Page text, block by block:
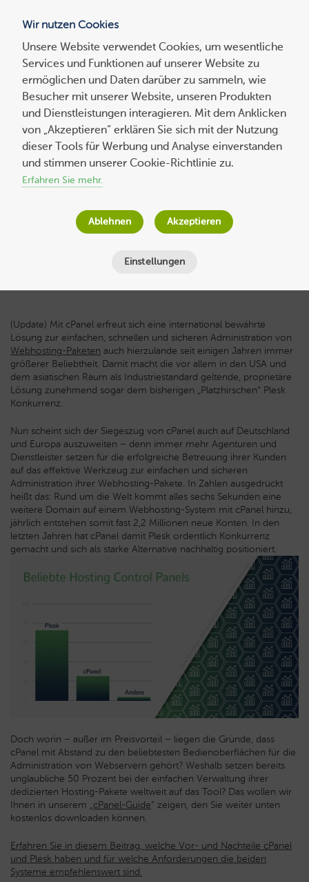
Suchen
nach:
Die Plesk-Alternative: Was ist cPanel –
und was kann dieses Admin-Tool? Unser
Host Europe am
24. Januar 2022
(Update) Mit cPanel erfreut sich eine international bewährte
Lösung zur einfachen, schnellen und sicheren Administration von
Webhosting-Paketen auch hierzulande seit einigen Jahren immer
größerer Beliebtheit. Damit macht die vor allem in den USA und
dem asiatischen Raum als Industriestandard geltende, proprietäre
Lösung zunehmend sogar dem bisherigen „Platzhirschen“ Plesk
Konkurrenz.
Nun scheint sich der Siegeszug von cPanel auch auf Deutschland
und Europa auszuweiten – denn immer mehr Agenturen und
Dienstleister setzen für die erfolgreiche Betreuung ihrer Kunden
auf das effektive Werkzeug zur einfachen und sicheren
Administration ihrer Webhosting-Pakete. In Zahlen ausgedrückt
heißt das: Rund um die Welt kommt alles sechs Sekunden eine
weitere Domain auf einem Webhosting-System mit cPanel hinzu,
jährlich entstehen somit fast 2,2 Millionen neue Konten. In den
letzten Jahren hat cPanel damit Plesk ordentlich Konkurrenz
gemacht und sich als starke Alternative nachhaltig positioniert.
Doch worin – außer im Preisvorteil – liegen die Gründe, dass
cPanel mit Abstand zu den beliebtesten Bedienoberflächen für die
Administration von Webservern gehört? Weshalb setzen bereits
unglaubliche 50 Prozent bei der einfachen Verwaltung ihrer
dedizierten Hosting-Pakete weltweit auf das Tool? Das wollen wir
Ihnen in unserem „cPanel-Guide“ zeigen, den Sie weiter unten
kostenlos downloaden können.
Erfahren Sie in diesem Beitrag, welche Vor- und Nachteile cPanel
und Plesk haben und für welche Anforderungen die beiden
Systeme empfehlenswert sind.
Wir nutzen Cookies
Unsere Website verwendet Cookies, um wesentliche
Services und Funktionen auf unserer Website zu
ermöglichen und Daten darüber zu sammeln, wie
Besucher mit unserer Website, unseren Produkten
und Dienstleistungen interagieren. Mit dem Anklicken
von „Akzeptieren“ erklären Sie sich mit der Nutzung
dieser Tools für Werbung und Analyse einverstanden
und stimmen unserer Cookie-Richtlinie zu.
Erfahren Sie mehr.
Einstellungen
Ablehnen Akzeptieren